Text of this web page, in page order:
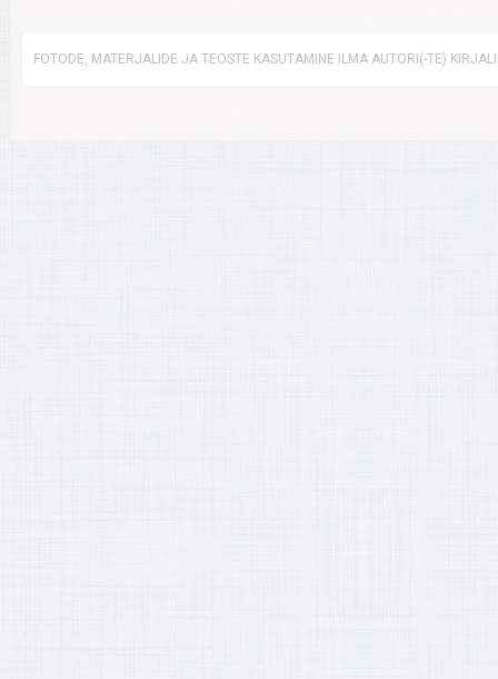
FOTODE, MATERJALIDE JA TEOSTE KASUTAMINE ILMA AUTORI(-TE)